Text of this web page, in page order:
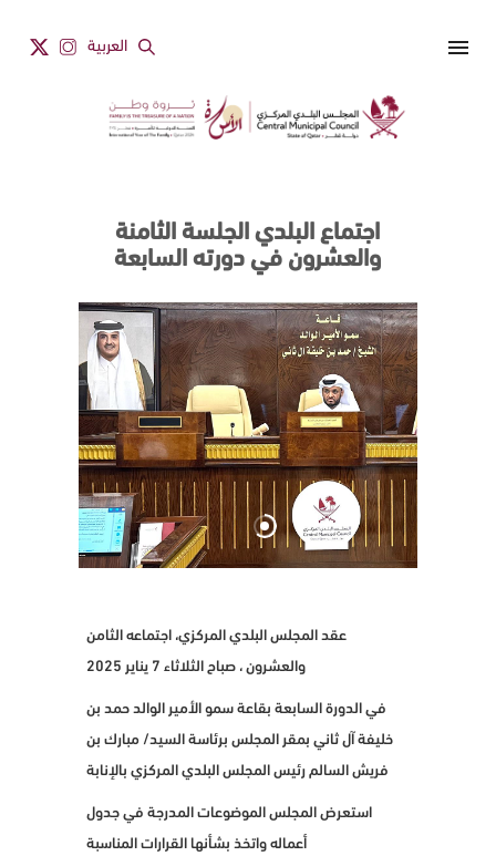
menu العربية
اجتماع البلدي الجلسة الثامنة
والعشرون في دورته السابعة
عقد المجلس البلدي المركزي، اجتماعه الثامن
والعشرون ، صباح الثلاثاء 7 يناير 2025
في الدورة السابعة بقاعة سمو الأمير الوالد حمد بن
خليفة آل ثاني بمقر المجلس برئاسة السيد/ مبارك بن
فريش السالم رئيس المجلس البلدي المركزي بالإنابة
استعرض المجلس الموضوعات المدرجة في جدول
أعماله واتخذ بشأنها القرارات المناسبة